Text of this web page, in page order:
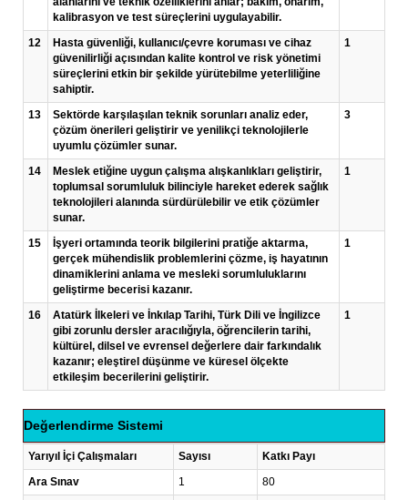
kalibrasyon ve test süreçlerini uygulayabilir.
12
Hasta güvenliği, kullanıcı/çevre koruması ve cihaz
güvenilirliği açısından kalite kontrol ve risk yönetimi
süreçlerini etkin bir şekilde yürütebilme yeterliliğine
sahiptir.
1
13
Sektörde karşılaşılan teknik sorunları analiz eder,
çözüm önerileri geliştirir ve yenilikçi teknolojilerle
uyumlu çözümler sunar.
3
14
Meslek etiğine uygun çalışma alışkanlıkları geliştirir,
toplumsal sorumluluk bilinciyle hareket ederek sağlık
teknolojileri alanında sürdürülebilir ve etik çözümler
sunar.
1
15
İşyeri ortamında teorik bilgilerini pratiğe aktarma,
gerçek mühendislik problemlerini çözme, iş hayatının
dinamiklerini anlama ve mesleki sorumluluklarını
geliştirme becerisi kazanır.
1
16
Atatürk İlkeleri ve İnkılap Tarihi, Türk Dili ve İngilizce
gibi zorunlu dersler aracılığıyla, öğrencilerin tarihi,
kültürel, dilsel ve evrensel değerlere dair farkındalık
kazanır; eleştirel düşünme ve küresel ölçekte
etkileşim becerilerini geliştirir.
1
Değerlendirme Sistemi
Yarıyıl İçi Çalışmaları Sayısı
Katkı Payı
Ara Sınav
1
80